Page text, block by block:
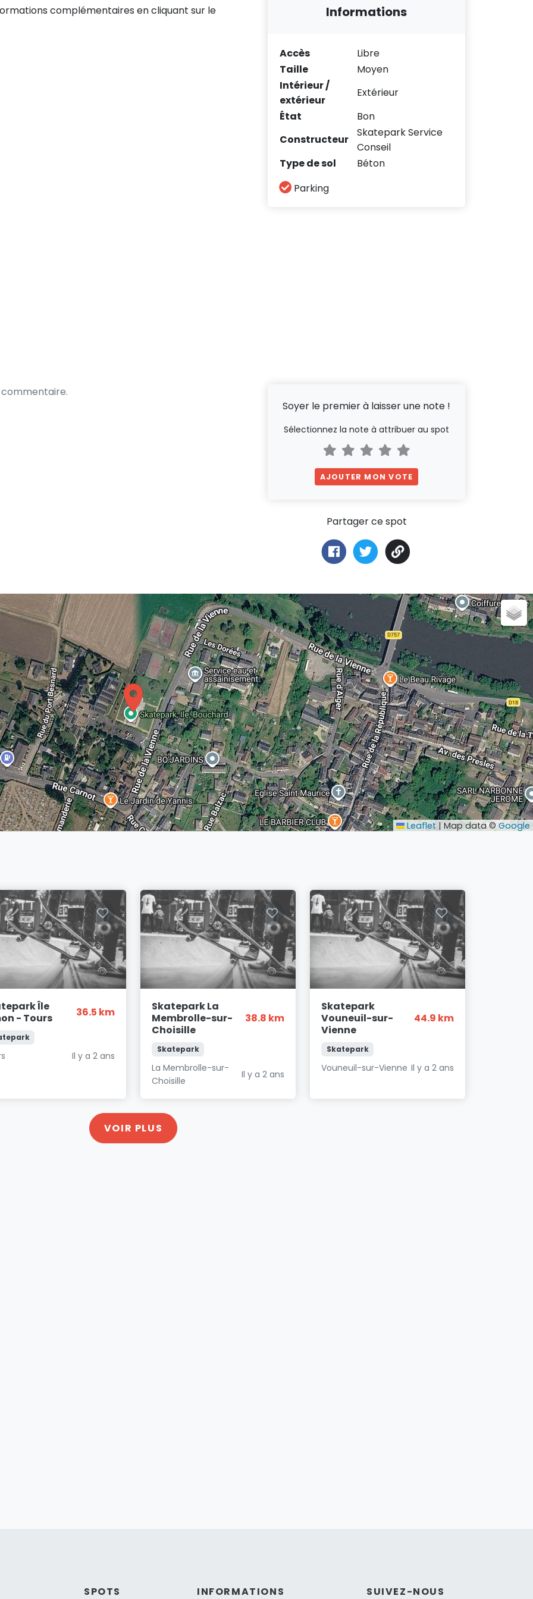
complémentaires en cliquant sur le
Informations
Accès
Libre
Taille
Moyen
Intérieur /
extérieur
Extérieur
État
Bon
Constructeur
Skatepark Service
Conseil
Type de sol
Béton
Parking
Soyer le premier à laisser une note !
Sélectionnez la note à attribuer au spot
AJOUTER MON VOTE
Partager ce spot
Leaflet |Map data ©Google
Île
- Tours
36.5 km
Il y a 2 ans
Skatepark La
Membrolle-sur-
Choisille
38.8 km
Skatepark
La Membrolle-sur-
Choisille
Il y a 2 ans
Skatepark
Vouneuil-sur-
Vienne
44.9 km
Skatepark
Vouneuil-sur-Vienne Il y a 2 ans
VOIR PLUS
SPOTS INFORMATIONS SUIVEZ-NOUS